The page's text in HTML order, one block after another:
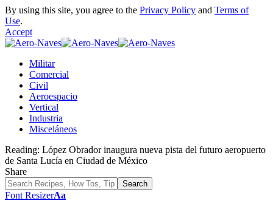
By using this site, you agree to the Privacy Policy and Terms of
Use.
Accept
Militar
Comercial
Civil
Aeroespacio
Vertical
Industria
Misceláneos
Reading: López Obrador inaugura nueva pista del futuro aeropuerto
de Santa Lucía en Ciudad de México
Share
Font ResizerAa